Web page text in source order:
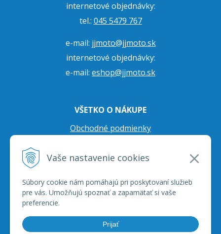
Vaše nastavenie cookies
Súbory cookie nám pomáhajú pri poskytovaní služieb
pre vás. Umožňujú spoznať a zapamätať si vaše
preferencie.
Prijať
internetové objednávky:
tel.: 045 5479 767
e-mail: jjmoto@jjmoto.sk
internetové objednávky:
e-mail: eshop@jjmoto.sk
VŠETKO O NÁKUPE
Obchodné podmienky
Prepravné podmienky